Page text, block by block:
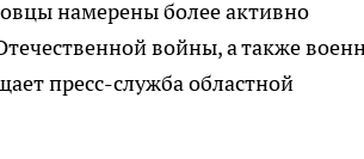
намерены более активно
войны, а также
пресс-служба областной